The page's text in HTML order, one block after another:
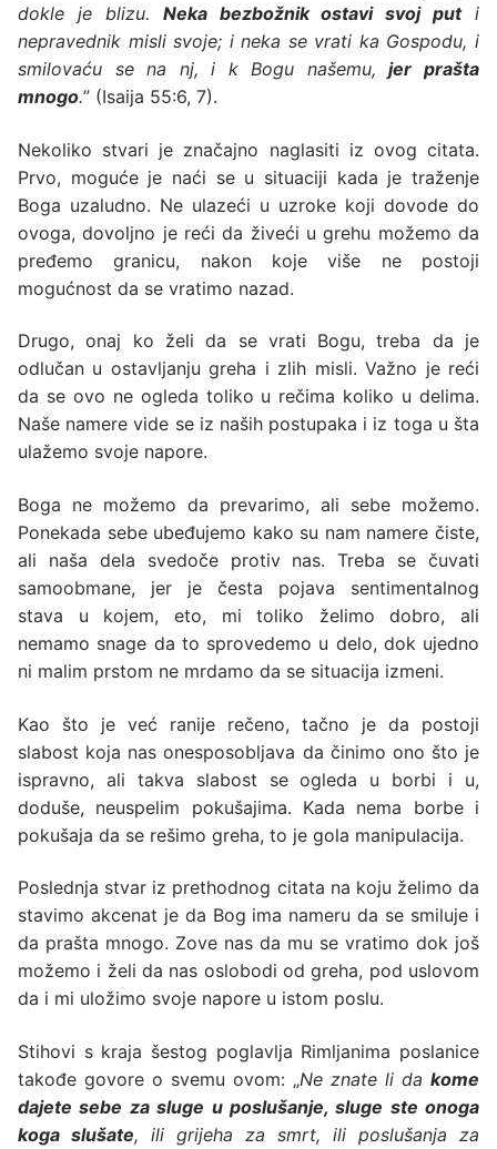
dokle je blizu. Neka bezbožnik ostavi svoj puti
nepravednik misli svoje; i neka se vrati ka Gospodu, i
smilovaću se na nj, i k Bogu našemu,jer prašta
mnogo.” (Isaija 55:6, 7).
Nekoliko stvari je značajno naglasiti iz ovog citata.
Prvo, moguće je naći se u situaciji kada je traženje
Boga uzaludno. Ne ulazeći u uzroke koji dovode do
ovoga, dovoljno je reći da živeći u grehu možemo da
pređemo granicu, nakon koje više ne postoji
mogućnost da se vratimo nazad.
Drugo, onaj ko želi da se vrati Bogu, treba da je
odlučan u ostavljanju greha i zlih misli. Važno je reći
da se ovo ne ogleda toliko u rečima koliko u delima.
Naše namere vide se iz naših postupaka i iz toga u šta
ulažemo svoje napore.
Boga ne možemo da prevarimo, ali sebe možemo.
Ponekada sebe ubeđujemo kako su nam namere čiste,
ali naša dela svedoče protiv nas. Treba se čuvati
samoobmane, jer je česta pojava sentimentalnog
stava u kojem, eto, mi toliko želimo dobro, ali
nemamo snage da to sprovedemo u delo, dok ujedno
ni malim prstom ne mrdamo da se situacija izmeni.
Kao što je već ranije rečeno, tačno je da postoji
slabost koja nas onesposobljava da činimo ono što je
ispravno, ali takva slabost se ogleda u borbi i u,
doduše, neuspelim pokušajima. Kada nema borbe i
pokušaja da se rešimo greha, to je gola manipulacija.
Poslednja stvar iz prethodnog citata na koju želimo da
stavimo akcenat je da Bog ima nameru da se smiluje i
da prašta mnogo. Zove nas da mu se vratimo dok još
možemo i želi da nas oslobodi od greha, pod uslovom
da i mi uložimo svoje napore u istom poslu.
Stihovi s kraja šestog poglavlja Rimljanima poslanice
takođe govore o svemu ovom: „Ne znate li da kome
dajete sebe za sluge u poslušanje, sluge ste onoga
koga slušate, ili grijeha za smrt, ili poslušanja za